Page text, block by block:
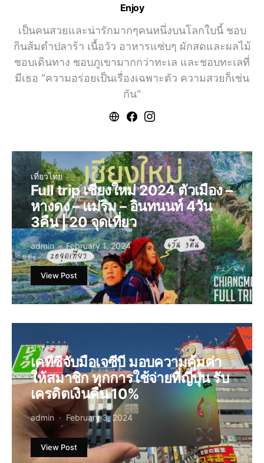
Enjoy
เป็นคนสวยและน่ารักมากๆคนหนึ่งบนโลกใบนี้ ชอบ
กินส้มตำปลาร้า เนื้อวัว อาหารแซ่บๆ ผักสดและผลไม้
ชอบเดินทาง ชอบภูเขามากกว่าทะเล และชอบทะเลที่
มีเธอ "ความอร่อยเป็นเรื่องเฉพาะตัว ความสวยก็เช่น
กัน"
เที่ยวไทย
Full trip เชียงใหม่ 2024 ตัวเมือง –
หางดง – แม่ริม – อินทนนท์ 4วัน
3คืน | 20 จุดเที่ยว
admin February 1, 2024
View Post
ข่าว
เคทีซีจับมือเจซีบี มอบความคุ้มค่า
ให้สมาชิก ทุกการใช้จ่ายที่ญี่ปุ่น รับ
เครดิตเงินคืน 10%
admin February 3, 2024
View Post